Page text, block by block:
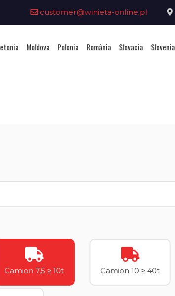
customer@winieta-online.pl
Moldova Polonia România Slovacia Slovenia
Camion 7,5 ≥ 10t Camion 10 ≥ 40t